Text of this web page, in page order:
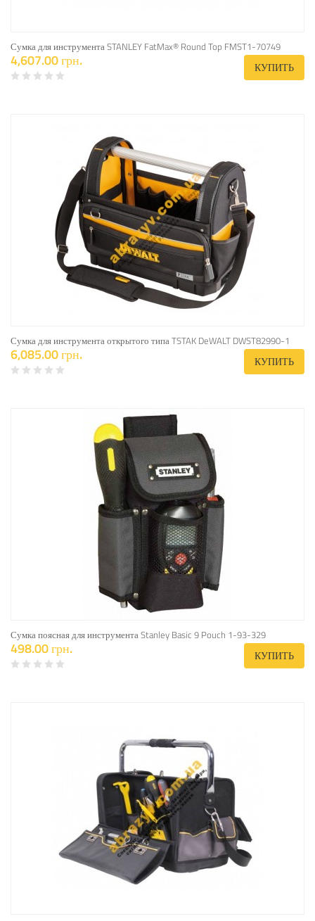
Сумка для инструмента STANLEY FatMax® Round Top FMST1-70749
4,607.00 грн. КУПИТЬ
Сумка для инструмента открытого типа TSTAK DeWALT DWST82990-1
6,085.00 грн. КУПИТЬ
Сумка поясная для инструмента Stanley Basic 9 Pouch 1-93-329
498.00 грн. КУПИТЬ